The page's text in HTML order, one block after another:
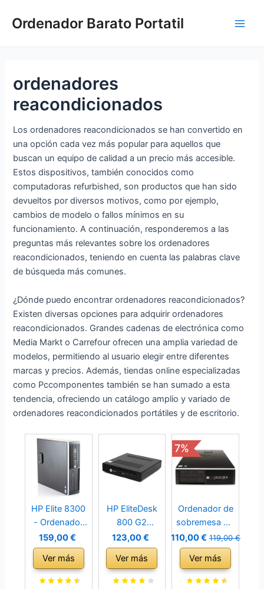
Ordenador Barato Portatil
ordenadores
reacondicionados
Los ordenadores reacondicionados se han convertido en
una opción cada vez más popular para aquellos que
buscan un equipo de calidad a un precio más accesible.
Estos dispositivos, también conocidos como
computadoras refurbished, son productos que han sido
devueltos por diversos motivos, como por ejemplo,
cambios de modelo o fallos mínimos en su
funcionamiento. A continuación, responderemos a las
preguntas más relevantes sobre los ordenadores
reacondicionados, teniendo en cuenta las palabras clave
de búsqueda más comunes.
¿Dónde puedo encontrar ordenadores reacondicionados?
Existen diversas opciones para adquirir ordenadores
reacondicionados. Grandes cadenas de electrónica como
Media Markt o Carrefour ofrecen una amplia variedad de
modelos, permitiendo al usuario elegir entre diferentes
marcas y precios. Además, tiendas online especializadas
como Pccomponentes también se han sumado a esta
tendencia, ofreciendo un catálogo amplio y variado de
ordenadores reacondicionados portátiles y de escritorio.
HP Elite 8300
- Ordenador
de sobremesa
(Intel Core i7-
3770, 16GB de
RAM, Disco
159,00 €
Ver más
HP EliteDesk
800 G2
Desktop Mini
USDT Intel
Quad Core i5
256 GB SSD
123,00 €
Ver más
7%
Ordenador de
sobremesa HP
Elite 8300 SFF
(Intel Core i5-
3470 3.2 GHz
16GB de RAM
110,00 € 119,00 €
Ver más